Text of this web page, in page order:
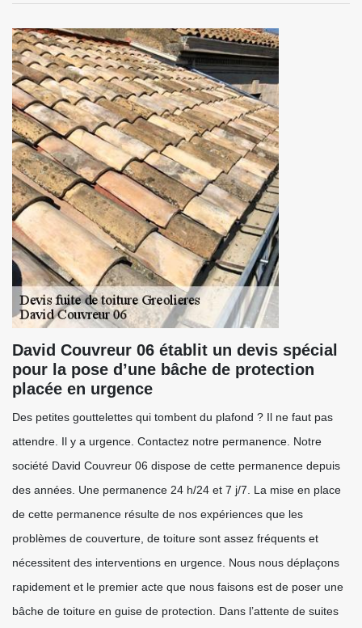
David Couvreur 06 établit un devis spécial
pour la pose d’une bâche de protection
placée en urgence
Des petites gouttelettes qui tombent du plafond ? Il ne faut pas
attendre. Il y a urgence. Contactez notre permanence. Notre
société David Couvreur 06 dispose de cette permanence depuis
des années. Une permanence 24 h/24 et 7 j/7. La mise en place
de cette permanence résulte de nos expériences que les
problèmes de couverture, de toiture sont assez fréquents et
nécessitent des interventions en urgence. Nous nous déplaçons
rapidement et le premier acte que nous faisons est de poser une
bâche de toiture en guise de protection. Dans l’attente de suites